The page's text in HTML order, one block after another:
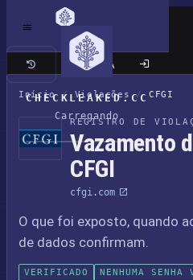
CHECKLEAKED.CC
Carregando
Site clássico
Início / Violações / CFGI
REGISTRO DE
Vazamento
CFGI
cfgi.com
O que foi exposto, quando
de dados confirmam.
VERIFICADO NENHUMA SENHA